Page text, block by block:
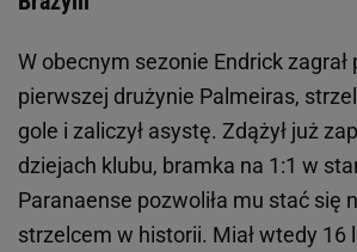
W obecnym sezonie Endrick zagrał
pierwszej drużynie Palmeiras,
gole i zaliczył asystę. Zdążył już
dziejach klubu, bramka na 1:1 w
Paranaense pozwoliła mu stać się
strzelcem w historii. Miał wtedy 16